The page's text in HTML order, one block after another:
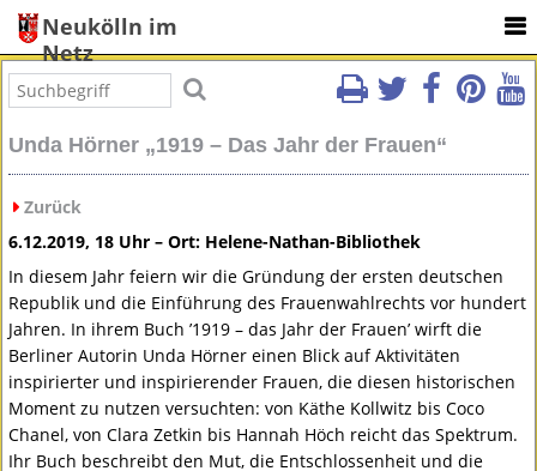
Neukölln im
Netz
Unda Hörner „1919 – Das Jahr der Frauen“
Zurück
6.12.2019, 18 Uhr – Ort: Helene-Nathan-Bibliothek
In diesem Jahr feiern wir die Gründung der ersten deutschen
Republik und die Einführung des Frauenwahlrechts vor hundert
Jahren. In ihrem Buch ’1919 – das Jahr der Frauen’ wirft die
Berliner Autorin Unda Hörner einen Blick auf Aktivitäten
inspirierter und inspirierender Frauen, die diesen historischen
Moment zu nutzen versuchten: von Käthe Kollwitz bis Coco
Chanel, von Clara Zetkin bis Hannah Höch reicht das Spektrum.
Ihr Buch beschreibt den Mut, die Entschlossenheit und die